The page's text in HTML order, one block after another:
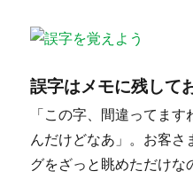
誤字はメモに残して
「この字、間違ってま
んだけどなあ」。お客さ
グをざっと眺めただけな